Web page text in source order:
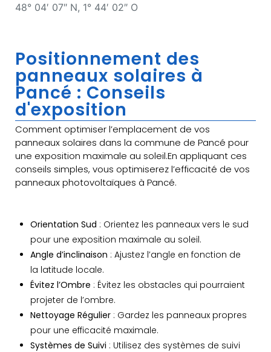
48° 04′ 07″ N, 1° 44′ 02″ O
Positionnement des
panneaux solaires à
Pancé : Conseils
d'exposition
Comment optimiser l’emplacement de vos
panneaux solaires dans la commune de Pancé pour
une exposition maximale au soleil.En appliquant ces
conseils simples, vous optimiserez l’efficacité de vos
panneaux photovoltaïques à Pancé.
Orientation Sud : Orientez les panneaux vers le sud
pour une exposition maximale au soleil.
Angle d’inclinaison : Ajustez l’angle en fonction de
la latitude locale.
Évitez l’Ombre : Évitez les obstacles qui pourraient
projeter de l’ombre.
Nettoyage Régulier : Gardez les panneaux propres
pour une efficacité maximale.
Systèmes de Suivi : Utilisez des systèmes de suivi